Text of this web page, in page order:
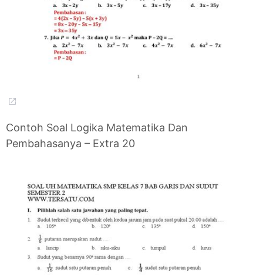
Contoh Soal Logika Matematika Dan
Pembahasanya – Extra 20